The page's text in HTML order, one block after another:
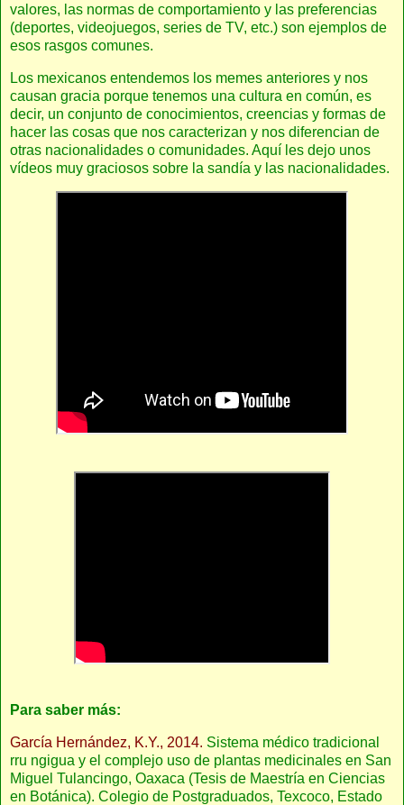
valores, las normas de comportamiento y las preferencias
(deportes, videojuegos, series de TV, etc.) son ejemplos de
esos rasgos comunes.
Los mexicanos entendemos los memes anteriores y nos
causan gracia porque tenemos una cultura en común, es
decir, un conjunto de conocimientos, creencias y formas de
hacer las cosas que nos caracterizan y nos diferencian de
otras nacionalidades o comunidades. Aquí les dejo unos
vídeos muy graciosos sobre la sandía y las nacionalidades.
Para saber más:
García Hernández, K.Y., 2014. Sistema médico tradicional
rru ngigua y el complejo uso de plantas medicinales en San
Miguel Tulancingo, Oaxaca (Tesis de Maestría en Ciencias
en Botánica). Colegio de Postgraduados, Texcoco, Estado